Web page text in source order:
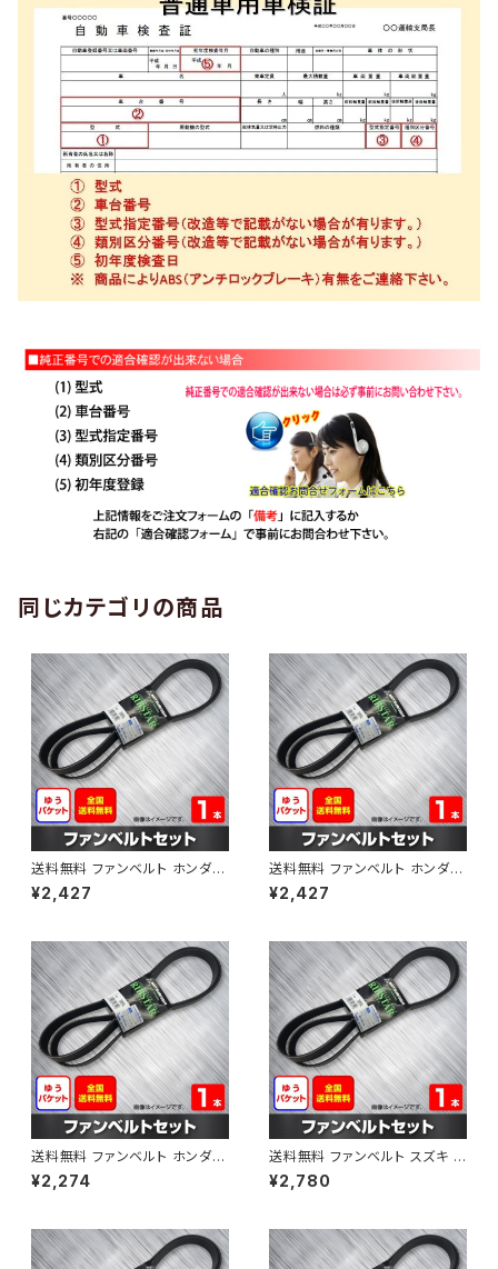
同じカテゴリの商品
送料無料 ファンベルト ホンダ
ゼスト 型式JE1 H18.03～H24.
11 （国内トップメーカー） 1本 H
¥2,427
送料無料 ファンベルト ホンダ ラ
イフ 型式JB6 H15.09～H20.1
1 （国内トップメーカー） 1本 HA
¥2,427
送料無料 ファンベルト ホンダ フ
ィット 型式GE6 H19.10～H25.
09 （国内トップメーカー） 1本 H
¥2,274
送料無料 ファンベルト スズキ ス
ペーシア 型式MK32S H25.03
～H30.02 （国内トップメーカ
¥2,780